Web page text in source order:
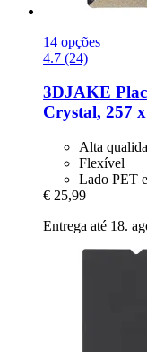
14 opções
4.7 (24)
3DJAKE
Crystal, 257
Alta
Flexível
Lado PET
€ 25,99
Entrega até 18.